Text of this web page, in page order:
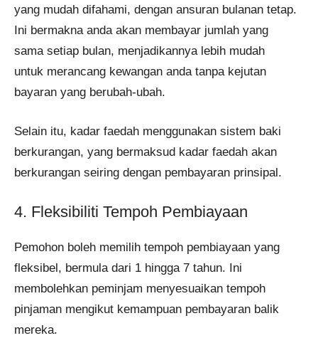
yang mudah difahami, dengan ansuran bulanan tetap.
Ini bermakna anda akan membayar jumlah yang
sama setiap bulan, menjadikannya lebih mudah
untuk merancang kewangan anda tanpa kejutan
bayaran yang berubah-ubah.
Selain itu, kadar faedah menggunakan sistem baki
berkurangan, yang bermaksud kadar faedah akan
berkurangan seiring dengan pembayaran prinsipal.
4. Fleksibiliti Tempoh Pembiayaan
Pemohon boleh memilih tempoh pembiayaan yang
fleksibel, bermula dari 1 hingga 7 tahun. Ini
membolehkan peminjam menyesuaikan tempoh
pinjaman mengikut kemampuan pembayaran balik
mereka.